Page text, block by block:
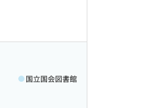
国立国会図書館